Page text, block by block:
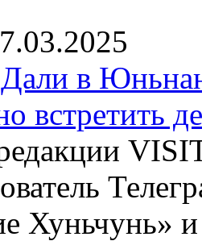
в
встретить
Хуньчунь»